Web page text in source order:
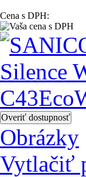
Cena s DPH:
Obrázky
Vytlačiť